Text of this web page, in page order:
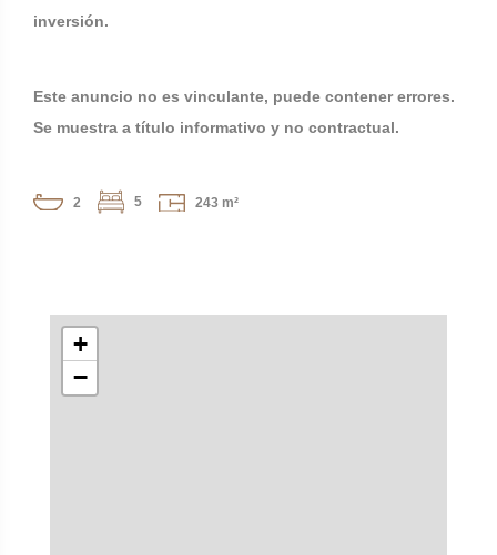
inversión.
Este anuncio no es vinculante, puede contener errores.
Se muestra a título informativo y no contractual.
2 5 243 m²
+
−